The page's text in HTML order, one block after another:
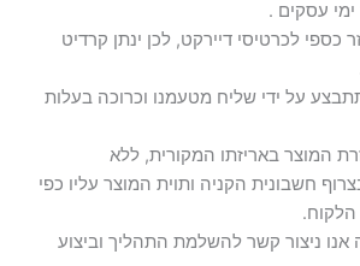
כספי לכרטיסי דיירקט, לכן ינתן קרדיט
על ידי שליח מטעמנו וכרוכה בעלות
המוצר באריזתו המקורית, ללא
חשבונית הקניה ותוית המוצר עליו כפי
ניצור קשר להשלמת התהליך וביצוע